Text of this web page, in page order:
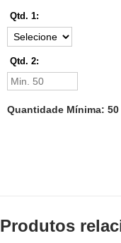
Qtd. 1:
Qtd. 2:
Quantidade Mínima: 50
Produtos